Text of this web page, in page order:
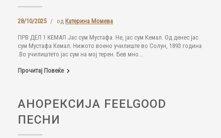
28/10/2025 / од Катерина Момева
ПРВ ДЕЛ 1 КЕМАЛ Јас сум Мустафа. Не, јас сум Кемал. Од денес јас
сум Мустафа Кемал. Нижото воено училиште во Солун, 1893 година
.Во училиштето јас сум на мој терен. Бев мно...
Прочитај Повеќе
АНОРЕКСИЈА FEELGOOD
ПЕСНИ